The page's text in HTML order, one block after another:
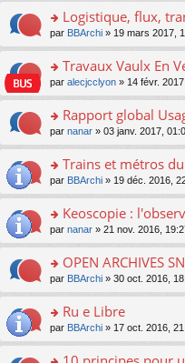
e
nt
ré
c
e
nt
le
pl
u
ré
c
e
nt
n
n
le
pl
u
ré
c
e
nt
a
g
e
n
n
le
pl
u
ré
c
e
nt
le
m
e
a
g
e
n
n
le
pl
u
ré
c
e
nt
ult
er
le
m
e
a
g
e
n
n
le
pl
u
ré
c
e
nt
o
n
ult
er
le
m
e
a
g
e
n
n
le
pl
u
ré
c
e
nt
Logistique, flux,
par BBArchi » 19 mars 2017,
o
n
ult
er
le
m
e
a
g
e
n
n
le
pl
u
Travaux Vaulx En
par alecjcclyon » 14 févr.
o
n
ult
er
le
m
e
a
g
e
n
n
Rapport global
par nanar » 03 janv. 2017,
o
n
ult
er
le
m
e
a
g
e
n
Trains et métros
par BBArchi » 19 déc. 2016,
o
n
ult
er
le
m
e
Keoscopie :
par nanar » 21 nov. 2016,
o
n
ult
er
le
m
OPEN ARCHIVES
par BBArchi » 30 oct. 2016,
o
n
Ru e Libre
par BBArchi » 17 oct. 2016,